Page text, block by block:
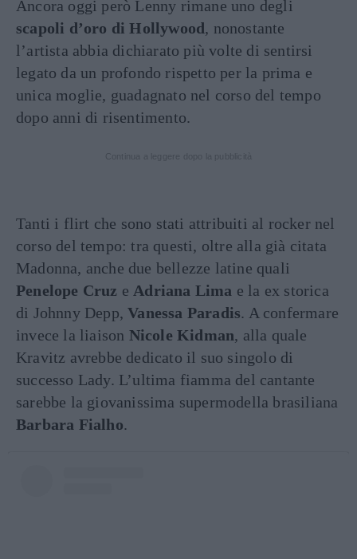
Ancora oggi però Lenny rimane uno degli
scapoli d’oro di Hollywood, nonostante
l’artista abbia dichiarato più volte di sentirsi
legato da un profondo rispetto per la prima e
unica moglie, guadagnato nel corso del tempo
dopo anni di risentimento.
Tanti i flirt che sono stati attribuiti al rocker nel
corso del tempo: tra questi, oltre alla già citata
Madonna, anche due bellezze latine quali
Penelope Cruz e Adriana Lima e la ex storica
di Johnny Depp,Vanessa Paradis. A confermare
invece la liaison Nicole Kidman, alla quale
Kravitz avrebbe dedicato il suo singolo di
successo Lady. L’ultima fiamma del cantante
sarebbe la giovanissima supermodella brasiliana
Barbara Fialho.